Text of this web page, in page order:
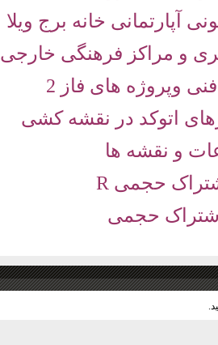
خانه برج ویلا
و مراکز فرهنگی خارجی
وپروژه های فاز 2
اتوکد در نقشه کشی
و نقشه ها
حجمی R
حجمی